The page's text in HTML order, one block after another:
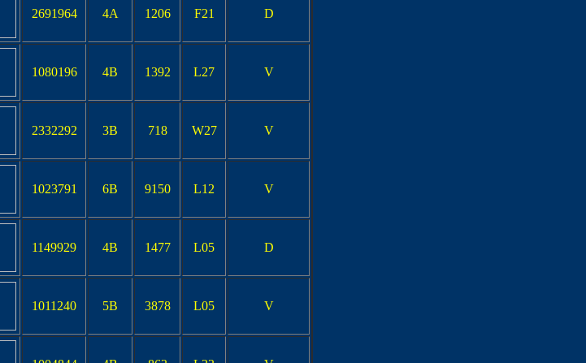
2691964 4A 1206 F21 D
1080196 4B 1392 L27 V
2332292 3B 718 W27 V
1023791 6B 9150 L12 V
1149929 4B 1477 L05 D
1011240 5B 3878 L05 V